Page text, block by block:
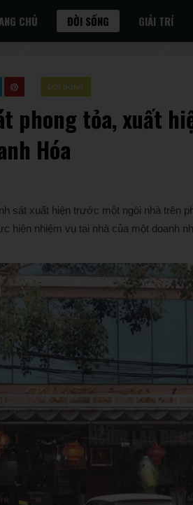
CHỦ ĐỜI SỐNG GIẢI TRÍ
ĐỜI SỐNG
phong tỏa, xuất
Hóa
sát xuất hiện trước một ngôi nhà trên
hiện nhiệm vụ tại nhà của một doanh